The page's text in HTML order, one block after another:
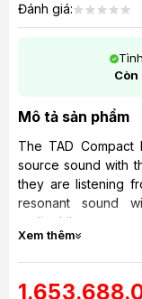
Đánh giá:
Còn
Mô tả sản phẩm
The TAD
source sound with
they are listening
resonant sound
audiophile.
Xem thêm